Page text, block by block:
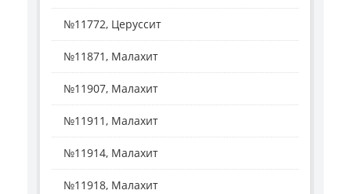
№11772, Церуссит
№11871, Малахит
№11907, Малахит
№11911, Малахит
№11914, Малахит
№11918, Малахит